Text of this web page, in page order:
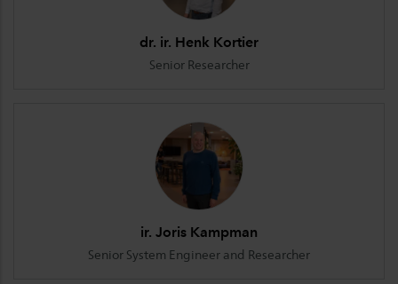
dr. ir. Henk Kortier
Senior Researcher
ir. Joris Kampman
Senior System Engineer and Researcher